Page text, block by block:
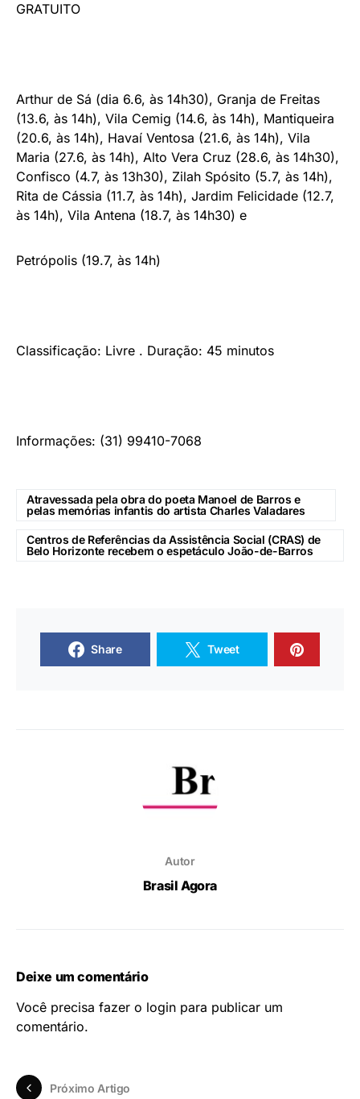
GRATUITO
Arthur de Sá (dia 6.6, às 14h30), Granja de Freitas
(13.6, às 14h), Vila Cemig (14.6, às 14h), Mantiqueira
(20.6, às 14h), Havaí Ventosa (21.6, às 14h), Vila
Maria (27.6, às 14h), Alto Vera Cruz (28.6, às 14h30),
Confisco (4.7, às 13h30), Zilah Spósito (5.7, às 14h),
Rita de Cássia (11.7, às 14h), Jardim Felicidade (12.7,
às 14h), Vila Antena (18.7, às 14h30) e
Petrópolis (19.7, às 14h)
Classificação: Livre . Duração: 45 minutos
Informações: (31) 99410-7068
Atravessada pela obra do poeta Manoel de Barros e
pelas memórias infantis do artista Charles Valadares
Centros de Referências da Assistência Social (CRAS) de
Belo Horizonte recebem o espetáculo João-de-Barros
Share Tweet
Autor
Brasil Agora
Deixe um comentário
Você precisa fazer o login para publicar um
comentário.
Próximo Artigo